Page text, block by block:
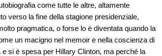
come tutte le altre, altamente
verso la fine della stagione presidenziale,
pragmatica, o forse lo è diventata quando la
un macigno nel memoir e nella coscienza di
si è spesa per Hillary Clinton, ma perché la